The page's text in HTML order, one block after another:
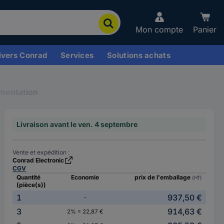
Mon compte Panier
Conrad Services Solutions achats
Livraison avant le ven. 4 septembre
Vente et expédition :
Conrad Electronic
CGV
Quantité
(pièce(s))
Economie prix de l'emballage (HT)
1 -
937,50 €
3
2% = 22,87 €
914,63 €